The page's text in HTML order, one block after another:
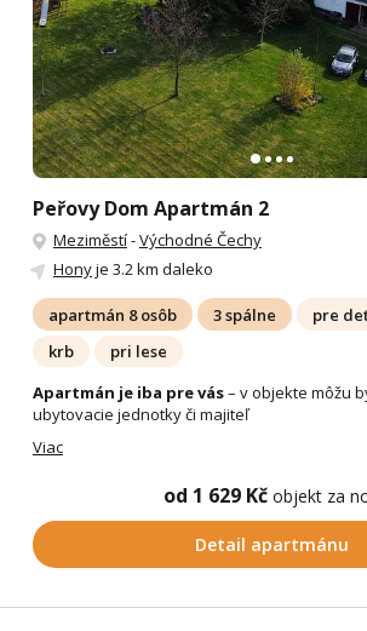
Peřovy Dom Apartmán 2
Meziměstí-Východné Čechy
Honyje 3.2 km daleko
apartmán 8 osôb 3 spálne pre
krb
pri lese
Apartmán je iba pre vás– v objekte môžu
ubytovacie jednotky či majiteľ
Viac
od 1 629 Kč objekt za
Detail apartmánu